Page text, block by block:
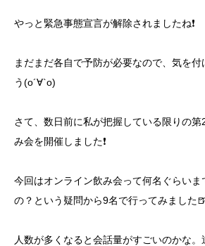
やっと緊急事態宣言が解除されましたね❗
まだまだ各自で予防が必要なので、気を付
う(о´∀`о)
さて、数日前に私が把握している限りの
み会を開催しました❗
今回はオンライン飲み会って何名ぐらい
の？という疑問から9名で行ってみました
人数が多くなると会話量がすごいのかな。